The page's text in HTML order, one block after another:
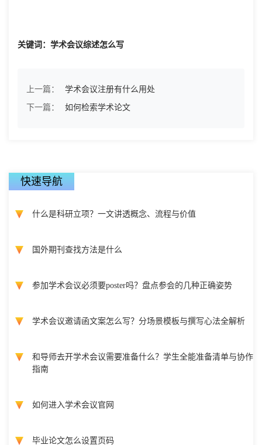
关键词：学术会议综述怎么写
上一篇：
学术会议注册有什么用处
下一篇：
如何检索学术论文
快速导航
什么是科研立项？一文讲透概念、流程与价值
国外期刊查找方法是什么
参加学术会议必须要poster吗？盘点参会的几种正确姿势
学术会议邀请函文案怎么写？分场景模板与撰写心法全解析
和导师去开学术会议需要准备什么？学生全能准备清单与协作
指南
如何进入学术会议官网
毕业论文怎么设置页码